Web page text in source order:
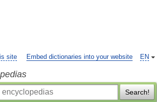
EN
site Embed dictionaries into your website
Search!